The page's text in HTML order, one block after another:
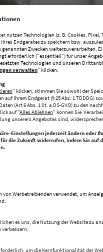
PRODUCTION
und Industrie zusammen